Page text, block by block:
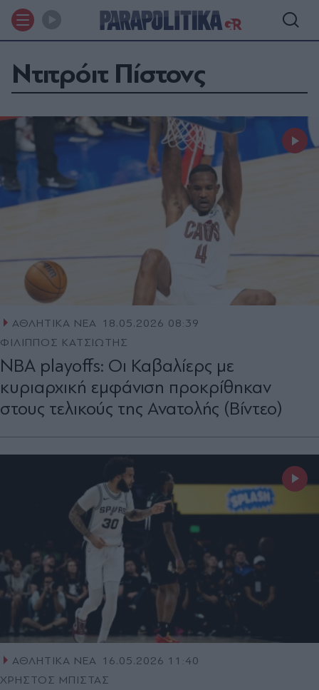
Ντιτρόιτ Πίστονς
ΑΘΛΗΤΙΚΑ ΝΕΑ 18.05.2026 08:39
ΦΙΛΙΠΠΟΣ ΚΑΤΣΙΩΤΗΣ
NBA playoffs: Οι Καβαλίερς με
κυριαρχική εμφάνιση προκρίθηκαν
στους τελικούς της Ανατολής (Βίντεο)
ΑΘΛΗΤΙΚΑ ΝΕΑ 16.05.2026 11:40
ΧΡΗΣΤΟΣ ΜΠΙΣΤΑΣ